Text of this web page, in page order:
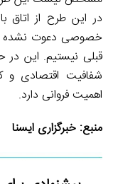
در این طرح از اتاق
خصوصی دعوت نشده و
قبلی نیستیم. این
شفافیت اقتصادی و
اهمیت فروانی دارد.
منبع: خبرگزاری ایسنا